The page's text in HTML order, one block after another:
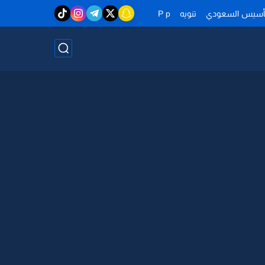
السعودي تنويه P p